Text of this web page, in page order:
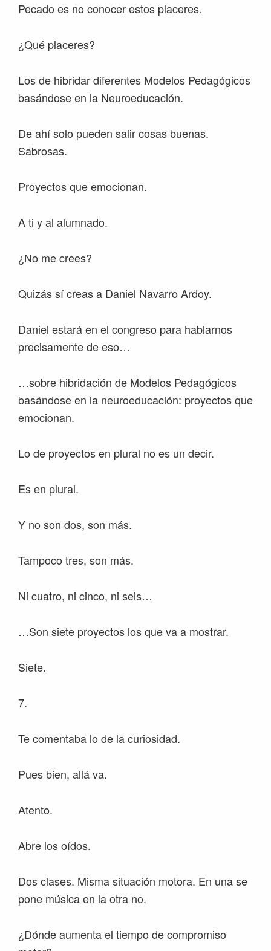
Pecado es no conocer estos placeres.
¿Qué placeres?
Los de hibridar diferentes Modelos Pedagógicos
basándose en la Neuroeducación.
De ahí solo pueden salir cosas buenas.
Sabrosas.
Proyectos que emocionan.
A ti y al alumnado.
¿No me crees?
Quizás sí creas a Daniel Navarro Ardoy.
Daniel estará en el congreso para hablarnos
precisamente de eso…
…sobre hibridación de Modelos Pedagógicos
basándose en la neuroeducación: proyectos que
emocionan.
Lo de proyectos en plural no es un decir.
Es en plural.
Y no son dos, son más.
Tampoco tres, son más.
Ni cuatro, ni cinco, ni seis…
…Son siete proyectos los que va a mostrar.
Siete.
7.
Te comentaba lo de la curiosidad.
Pues bien, allá va.
Atento.
Abre los oídos.
Dos clases. Misma situación motora. En una se
pone música en la otra no.
¿Dónde aumenta el tiempo de compromiso